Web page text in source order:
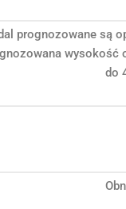
prognozowane są
wysokość
do